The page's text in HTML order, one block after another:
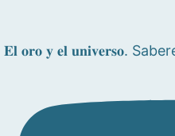
𝐄𝐥 𝐨𝐫𝐨 𝐲 𝐞𝐥 𝐮𝐧𝐢𝐯𝐞𝐫𝐬𝐨.